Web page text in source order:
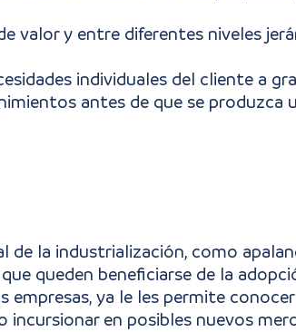
valor y entre diferentes niveles
individuales del cliente a
antes de que se produzca
de la industrialización, como
queden beneficiarse de la
empresas, ya le les permite
en posibles nuevos